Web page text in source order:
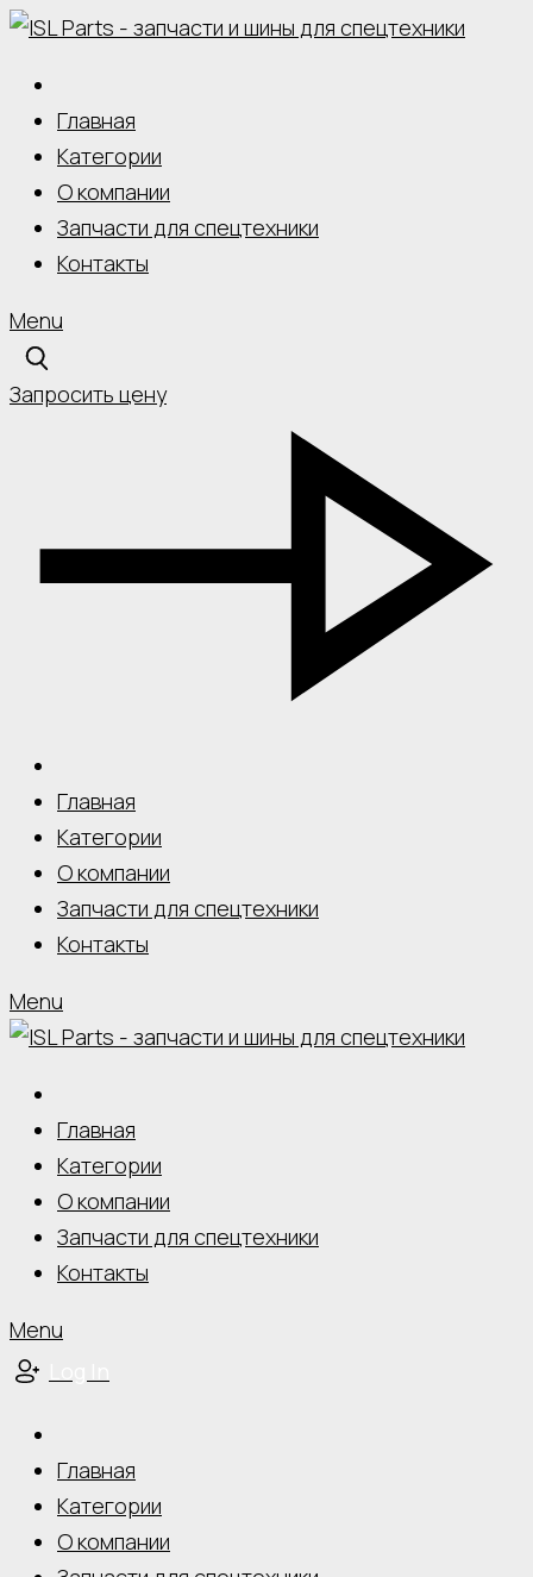
Skip
content
Главная
Категории
О компании
Запчасти для спецтехники
Контакты
Menu
Запросить цену
Главная
Категории
О компании
Запчасти для спецтехники
Контакты
Menu
Главная
Категории
О компании
Запчасти для спецтехники
Контакты
Menu
Главная
Категории
О компании